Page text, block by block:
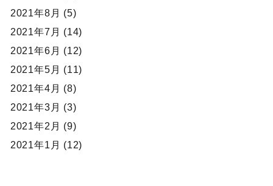
2021年8月 (5)
2021年7月 (14)
2021年6月 (12)
2021年5月 (11)
2021年4月 (8)
2021年3月 (3)
2021年2月 (9)
2021年1月 (12)